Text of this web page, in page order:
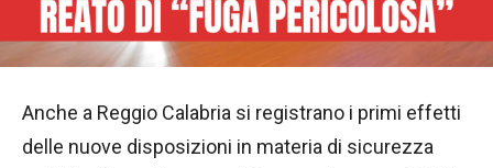
Anche a Reggio Calabria si registrano i primi effetti
delle nuove disposizioni in materia di sicurezza